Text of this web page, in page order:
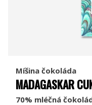
Míšina čokoláda
MADAGASKAR
70% mléčná